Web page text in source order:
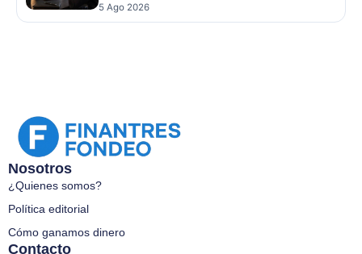
5 Ago 2026
Nosotros
¿Quienes somos?
Política editorial
Cómo ganamos dinero
Contacto